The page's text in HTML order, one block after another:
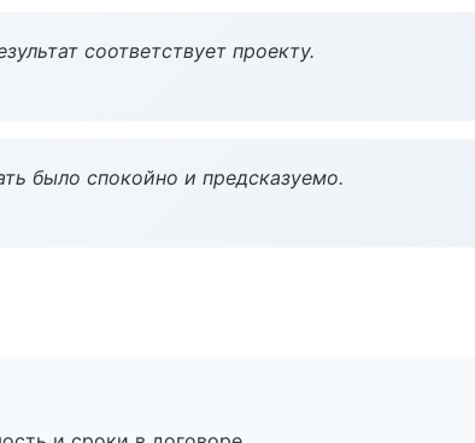
соответствует проекту.
было спокойно и предсказуемо.